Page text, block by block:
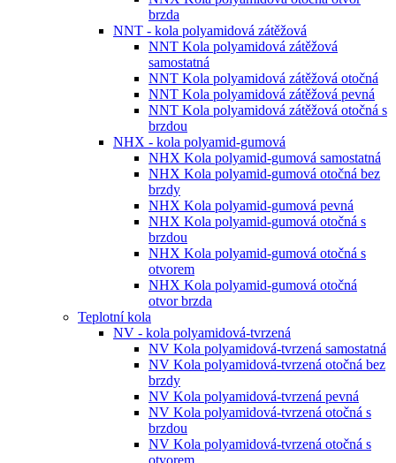
brzda
NNT - kola polyamidová zátěžová
NNT Kola polyamidová zátěžová
samostatná
NNT Kola polyamidová zátěžová otočná
NNT Kola polyamidová zátěžová pevná
NNT Kola polyamidová zátěžová otočná s
brzdou
NHX - kola polyamid-gumová
NHX Kola polyamid-gumová samostatná
NHX Kola polyamid-gumová otočná bez
brzdy
NHX Kola polyamid-gumová pevná
NHX Kola polyamid-gumová otočná s
brzdou
NHX Kola polyamid-gumová otočná s
otvorem
NHX Kola polyamid-gumová otočná
otvor brzda
Teplotní kola
NV - kola polyamidová-tvrzená
NV Kola polyamidová-tvrzená samostatná
NV Kola polyamidová-tvrzená otočná bez
brzdy
NV Kola polyamidová-tvrzená pevná
NV Kola polyamidová-tvrzená otočná s
brzdou
NV Kola polyamidová-tvrzená otočná s
otvorem